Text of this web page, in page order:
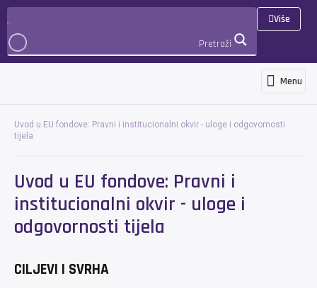
Pretraži
Više
Menu
Uvod u EU fondove: Pravni i institucionalni okvir - uloge i odgovornosti
tijela
Uvod u EU fondove: Pravni i
institucionalni okvir - uloge i
odgovornosti tijela
CILJEVI I SVRHA